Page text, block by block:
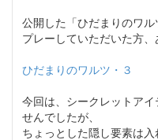
公開した「ひだまりのワル
プレーしていただいた方
ひだまりのワルツ・３
今回は、シークレットア
せんでしたが、
ちょっとした隠し要素は